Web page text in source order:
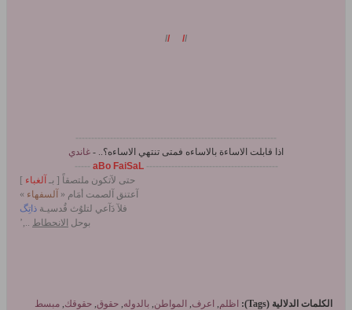
/
/
/
/
----------------------------------------------------------------
اذا قابلت الاساءة بالاساءه فمتى تنتهي الاساءه؟.. - غاندي
------------------------------------------
aBo FaiSaL
-----
حتى لآتكون ملتصقاً [ بـ آلغباء ]
آعتنق آلصمت أمَام « آلسفهاء »
فلآ دَآعي لتلوُث قُدسيـة ذاتِگ
بوحل الانحطاط ..,’
الكلمات الدلالية (Tags): اظلم, اعرف, المواطن, بالدوله, حقوق, حقوقك, مبسط